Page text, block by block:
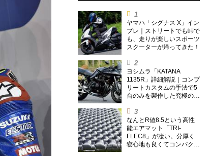
ヤマハ「シグナス X」イン
プレ｜ストリートでも峠で
も、走りが楽しいスポーツ
スクーターが帰ってきた！
ヨシムラ「KATANA
1135R」詳細解説｜コンプ
リートカスタムの手法で5
台のみを製作した究極の銘
なんとR値8.5という高性
能エアマット「TRI-
FLEC8」が凄い。分厚く
寝心地も良くてコンパクト